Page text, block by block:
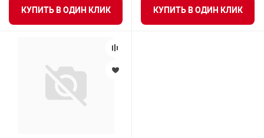
КУПИТЬ В ОДИН КЛИК КУПИТЬ В ОДИН КЛИК